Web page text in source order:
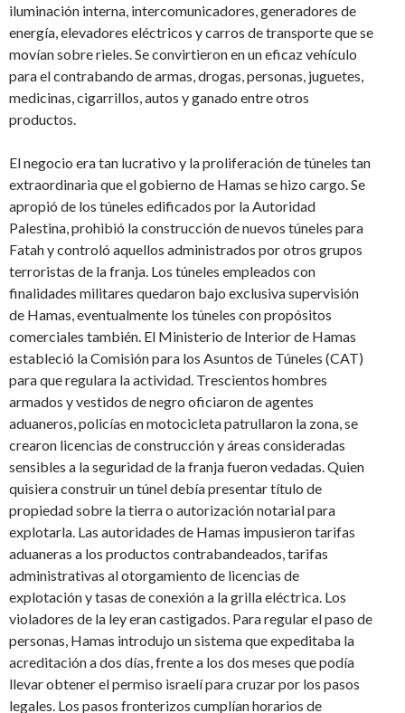
iluminación interna, intercomunicadores, generadores de
energía, elevadores eléctricos y carros de transporte que se
movían sobre rieles. Se convirtieron en un eficaz vehículo
para el contrabando de armas, drogas, personas, juguetes,
medicinas, cigarrillos, autos y ganado entre otros
productos.
El negocio era tan lucrativo y la proliferación de túneles tan
extraordinaria que el gobierno de Hamas se hizo cargo. Se
apropió de los túneles edificados por la Autoridad
Palestina, prohibió la construcción de nuevos túneles para
Fatah y controló aquellos administrados por otros grupos
terroristas de la franja. Los túneles empleados con
finalidades militares quedaron bajo exclusiva supervisión
de Hamas, eventualmente los túneles con propósitos
comerciales también. El Ministerio de Interior de Hamas
estableció la Comisión para los Asuntos de Túneles (CAT)
para que regulara la actividad. Trescientos hombres
armados y vestidos de negro oficiaron de agentes
aduaneros, policías en motocicleta patrullaron la zona, se
crearon licencias de construcción y áreas consideradas
sensibles a la seguridad de la franja fueron vedadas. Quien
quisiera construir un túnel debía presentar título de
propiedad sobre la tierra o autorización notarial para
explotarla. Las autoridades de Hamas impusieron tarifas
aduaneras a los productos contrabandeados, tarifas
administrativas al otorgamiento de licencias de
explotación y tasas de conexión a la grilla eléctrica. Los
violadores de la ley eran castigados. Para regular el paso de
personas, Hamas introdujo un sistema que expeditaba la
acreditación a dos días, frente a los dos meses que podía
llevar obtener el permiso israelí para cruzar por los pasos
legales. Los pasos fronterizos cumplían horarios de